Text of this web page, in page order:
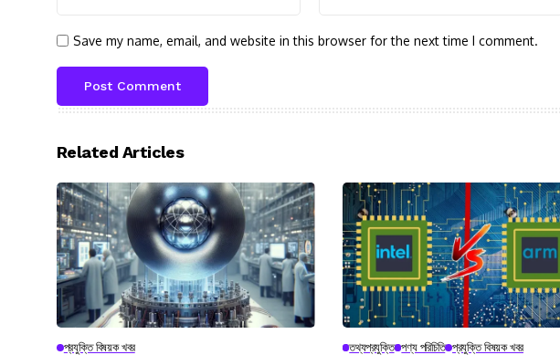
Save my name, email, and website in this browser for the next time I comment.
Related Articles
প্রযুক্তি বিষয়ক খবর তথ্যপ্রযুক্তি পণ্য পরিচিতি প্রযুক্তি বিষয়ক খবর